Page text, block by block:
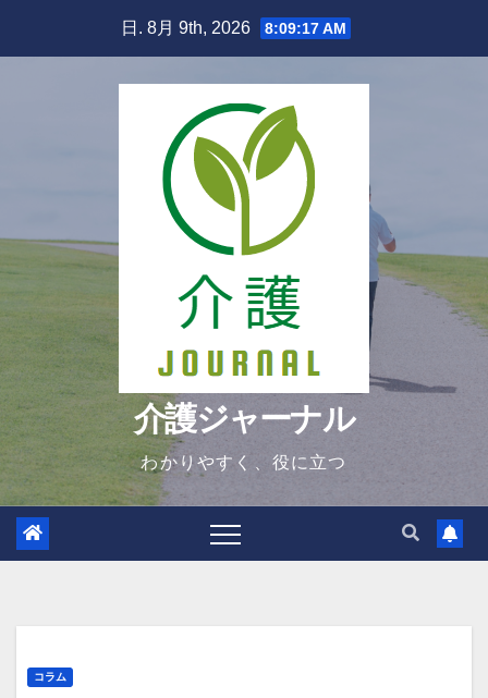
日. 8月 9th, 2026 8:09:18 AM
介護ジャーナル
わかりやすく、役に立つ
コラム